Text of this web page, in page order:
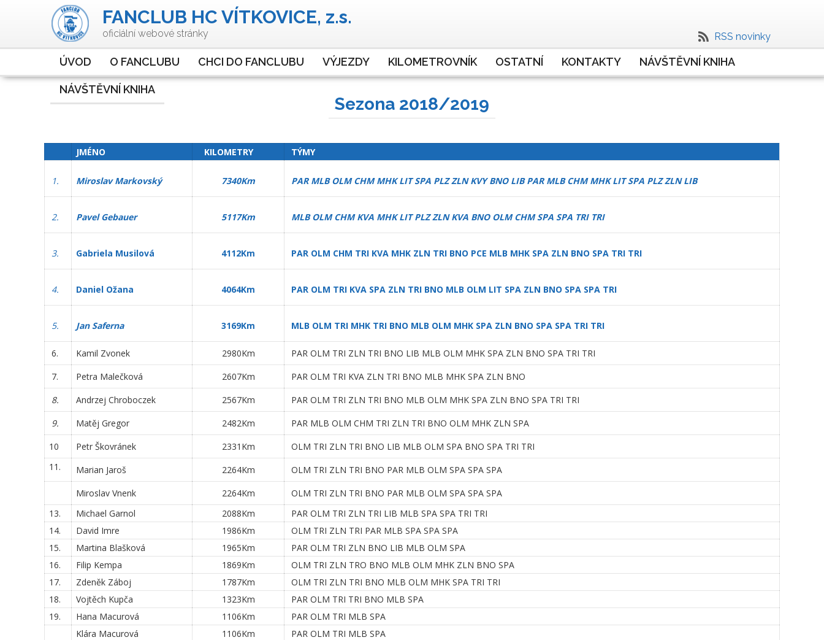
FANCLUB HC VÍTKOVICE, z.s.
oficiální webové stránky RSS novinky
ÚVOD O FANCLUBU CHCI DO FANCLUBU VÝJEZDY KILOMETROVNÍK OSTATNÍ KONTAKTY NÁVŠTĚVNÍ KNIHA
NÁVŠTĚVNÍ KNIHA
Sezona 2018/2019
JMÉNO KILOMETRY TÝMY
1. Miroslav Markovský 7340Km PAR MLB OLM CHM MHK LIT SPA PLZ ZLN KVY BNO LIB PAR MLB CHM MHK LIT SPA PLZ ZLN LIB
2. Pavel Gebauer 5117Km MLB OLM CHM KVA MHK LIT PLZ ZLN KVA BNO OLM CHM SPA SPA TRI TRI
3. Gabriela Musilová 4112Km PAR OLM CHM TRI KVA MHK ZLN TRI BNO PCE MLB MHK SPA ZLN BNO SPA TRI TRI
4. Daniel Ožana 4064Km PAR OLM TRI KVA SPA ZLN TRI BNO MLB OLM LIT SPA ZLN BNO SPA SPA TRI
5. Jan Saferna 3169Km MLB OLM TRI MHK TRI BNO MLB OLM MHK SPA ZLN BNO SPA SPA TRI TRI
6. Kamil Zvonek 2980Km
PAR OLM TRI ZLN TRI BNO LIB MLB OLM MHK SPA ZLN BNO SPA TRI TRI
7.
Petra Malečková 2607Km
PAR OLM TRI KVA ZLN TRI BNO MLB MHK SPA ZLN BNO
8.
Andrzej Chroboczek 2567Km
PAR OLM TRI ZLN TRI BNO MLB OLM MHK SPA ZLN BNO SPA TRI TRI
9.
Matěj Gregor 2482Km
PAR MLB OLM CHM TRI ZLN TRI BNO OLM MHK ZLN SPA
10
Petr Škovránek 2331Km
OLM TRI ZLN TRI BNO LIB MLB OLM SPA BNO SPA TRI TRI
11.
Marian Jaroš 2264Km
OLM TRI ZLN TRI BNO PAR MLB OLM SPA SPA SPA
Miroslav Vnenk
2264Km
OLM TRI ZLN TRI BNO PAR MLB OLM SPA SPA SPA
13.
Michael Garnol 2088Km
PAR OLM TRI ZLN TRI LIB MLB SPA SPA TRI TRI
14.
David Imre 1986Km
OLM TRI ZLN TRI PAR MLB SPA SPA SPA
15.
Martina Blašková 1965Km
PAR OLM TRI ZLN BNO LIB MLB OLM SPA
16.
Filip Kempa 1869Km
OLM TRI ZLN TRO BNO MLB OLM MHK ZLN BNO SPA
17.
Zdeněk Záboj 1787Km
OLM TRI ZLN TRI BNO MLB OLM MHK SPA TRI TRI
18.
Vojtěch Kupča 1323Km
PAR OLM TRI TRI BNO MLB SPA
19.
Hana Macurová 1106Km
PAR OLM TRI MLB SPA
Klára Macurová
1106Km
PAR OLM TRI MLB SPA